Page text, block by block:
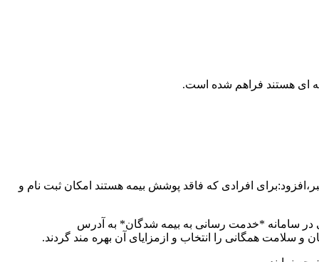
ای هستند فراهم شده است.
افرادی که فاقد پوشش بیمه هستند امکان ثبت نام و
در سامانه *خدمت رسانی به بیمه شدگان* به آدرس